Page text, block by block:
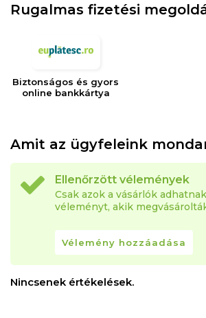
Rugalmas fizetési
Biztonságos és gyors
online bankkártya
Amit az ügyfeleink
Ellenőrzött vélemények
Csak azok a vásárlók
véleményt, akik
Vélemény hozzáadása
Nincsenek értékelések.